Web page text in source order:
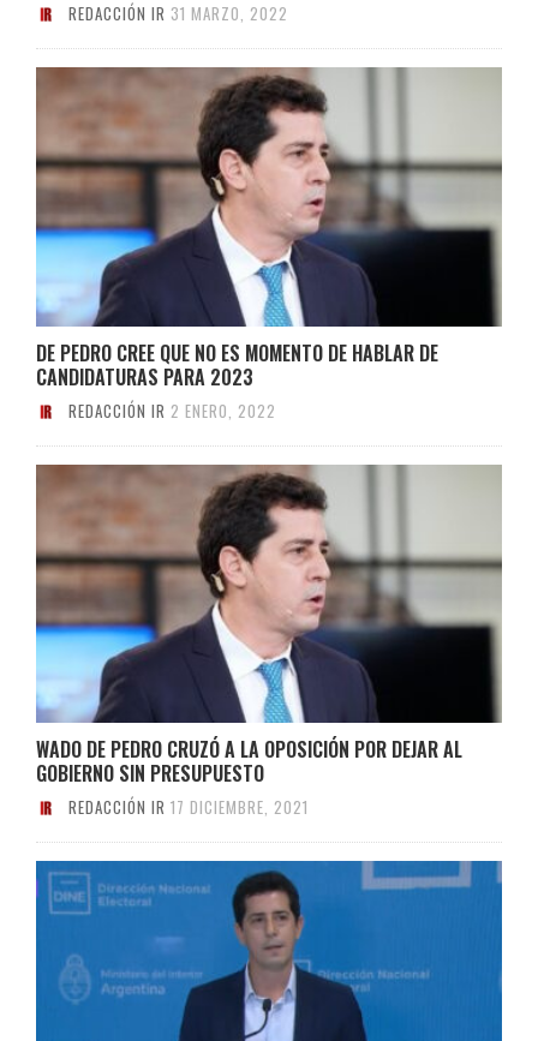
REDACCIÓN IR 31 MARZO, 2022
DE PEDRO CREE QUE NO ES MOMENTO DE HABLAR DE
CANDIDATURAS PARA 2023
REDACCIÓN IR 2 ENERO, 2022
WADO DE PEDRO CRUZÓ A LA OPOSICIÓN POR DEJAR AL
GOBIERNO SIN PRESUPUESTO
REDACCIÓN IR 17 DICIEMBRE, 2021